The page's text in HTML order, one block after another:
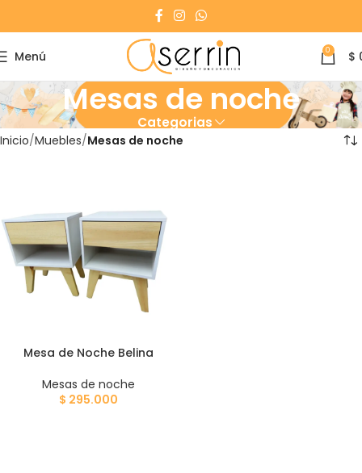
Menú 0 $
Mesas de noche
Categorias
Inicio Muebles Mesas de noche
Mesa de Noche Belina
Mesas de noche
$ 295.000